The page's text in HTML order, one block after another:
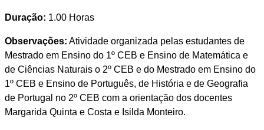
Duração: 1.00 Horas
Observações: Atividade organizada pelas estudantes de
Mestrado em Ensino do 1º CEB e Ensino de Matemática e
de Ciências Naturais o 2º CEB e do Mestrado em Ensino do
1º CEB e Ensino de Português, de História e de Geografia
de Portugal no 2º CEB com a orientação dos docentes
Margarida Quinta e Costa e Isilda Monteiro.